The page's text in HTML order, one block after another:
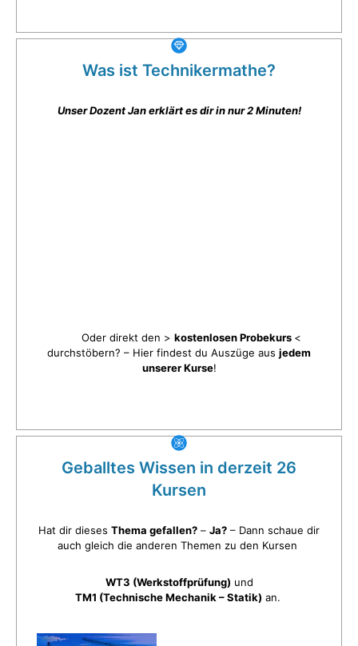
Was ist Technikermathe?
Unser Dozent Jan erklärt es dir in nur 2 Minuten!
Oder direkt den > kostenlosen Probekurs <
durchstöbern? – Hier findest du Auszüge aus jedem
unserer Kurse!
Geballtes Wissen in derzeit 26
Kursen
Hat dir dieses Thema gefallen? – Ja? – Dann schaue dir
auch gleich die anderen Themen zu den Kursen
WT3 (Werkstoffprüfung) und
TM1 (Technische Mechanik – Statik) an.